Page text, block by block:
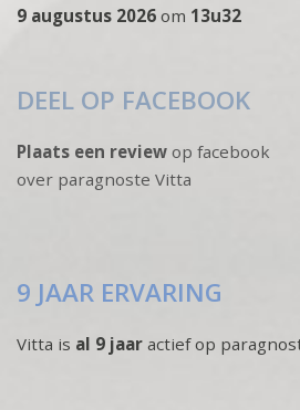
9 augustus 2026 om 13u32
DEEL OP FACEBOOK
Plaats een review op facebook
over paragnoste Vitta
9 JAAR ERVARING
Vitta is al 9 jaar actief op